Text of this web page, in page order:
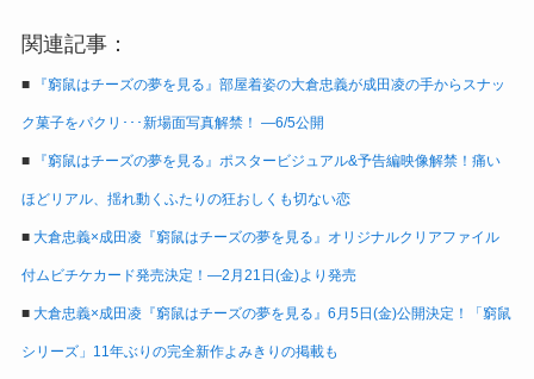
関連記事：
■ 『窮鼠はチーズの夢を見る』部屋着姿の大倉忠義が成田凌の手からスナッ
ク菓子をパクリ･･･新場面写真解禁！ ―6/5公開
■ 『窮鼠はチーズの夢を見る』ポスタービジュアル&予告編映像解禁！痛い
ほどリアル、揺れ動くふたりの狂おしくも切ない恋
■ 大倉忠義×成田凌『窮鼠はチーズの夢を見る』オリジナルクリアファイル
付ムビチケカード発売決定！―2月21日(金)より発売
■ 大倉忠義×成田凌『窮鼠はチーズの夢を見る』6月5日(金)公開決定！「窮鼠
シリーズ」11年ぶりの完全新作よみきりの掲載も